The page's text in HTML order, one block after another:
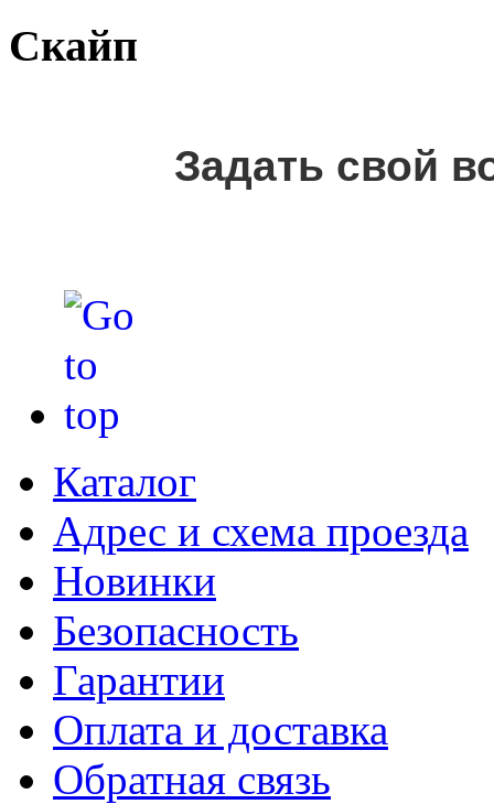
Скайп
Задать свой
Каталог
Адрес и схема проезда
Новинки
Безопасность
Гарантии
Оплата и доставка
Обратная связь